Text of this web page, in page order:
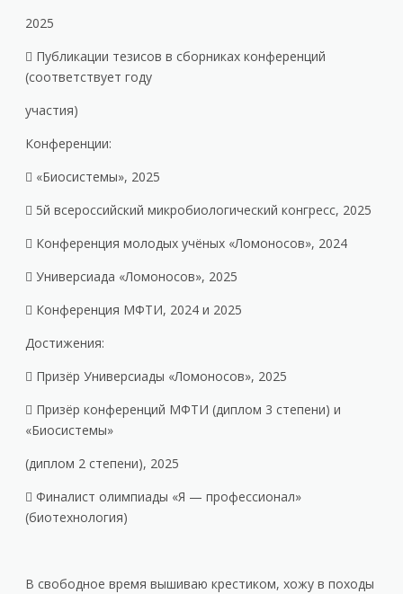
2025
 Публикации тезисов в сборниках конференций
(соответствует году
участия)
Конференции:
 «Биосистемы», 2025
 5й всероссийский микробиологический конгресс, 2025
 Конференция молодых учёных «Ломоносов», 2024
 Универсиада «Ломоносов», 2025
 Конференция МФТИ, 2024 и 2025
Достижения:
 Призёр Универсиады «Ломоносов», 2025
 Призёр конференций МФТИ (диплом 3 степени) и
«Биосистемы»
(диплом 2 степени), 2025
 Финалист олимпиады «Я — профессионал»
(биотехнология)
В свободное время вышиваю крестиком, хожу в походы